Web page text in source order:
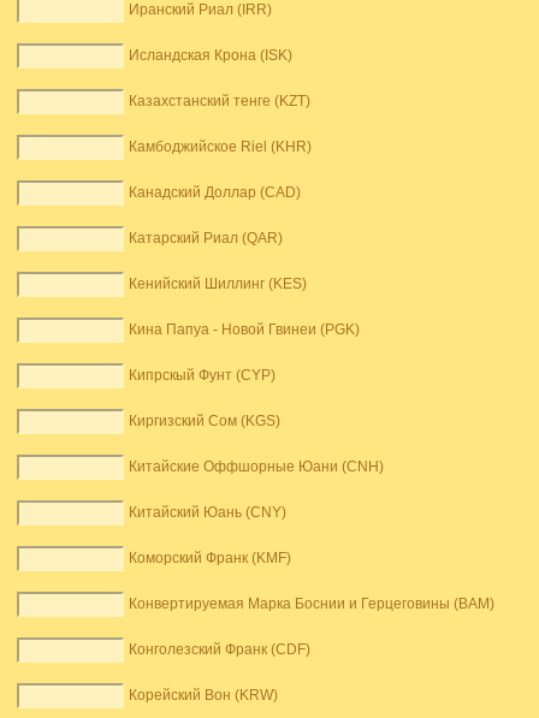
Иранский Риал (IRR)
Исландская Крона (ISK)
Казахстанский тенге (KZT)
Камбоджийское Riel (KHR)
Канадский Доллар (CAD)
Катарский Риал (QAR)
Кенийский Шиллинг (KES)
Кина Папуа - Новой Гвинеи (PGK)
Кипрскый Фунт (CYP)
Киргизский Сом (KGS)
Китайские Оффшорные Юани (CNH)
Китайский Юань (CNY)
Коморский Франк (KMF)
Конвертируемая Марка Боснии и Герцеговины (BAM)
Конголезский Франк (CDF)
Корейский Вон (KRW)